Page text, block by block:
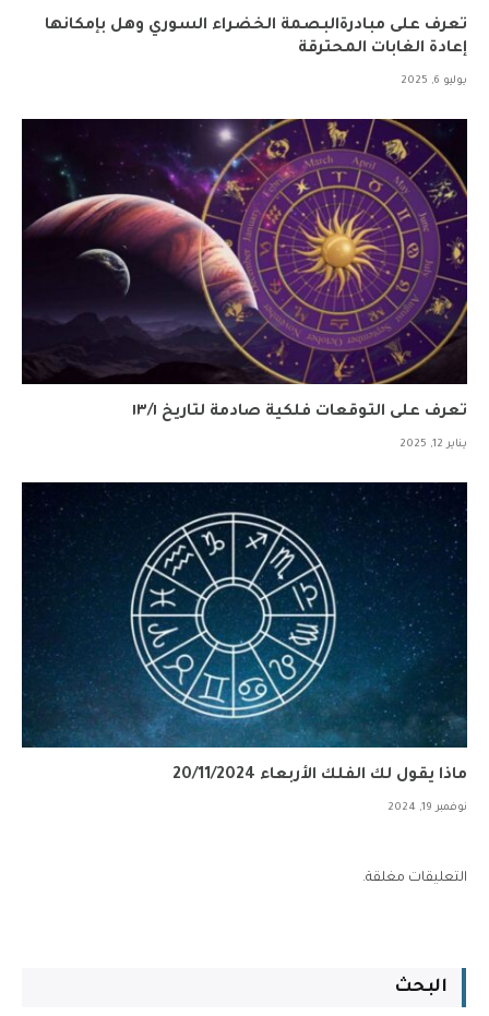
تعرف على مبادرةالبصمة الخضراء السوري وهل بإمكانها
إعادة الغابات المحترقة
يوليو 6, 2025
تعرف على التوقعات فلكية صادمة لتاريخ ١٣/١
يناير 12, 2025
ماذا يقول لك الفلك الأربعاء 20/11/2024
نوفمبر 19, 2024
التعليقات مغلقة.
البحث